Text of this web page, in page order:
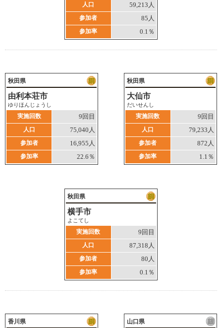
人口 59,213人
参加者 85人
参加率 0.1％
秋田県
由利本荘市
ゆりほんじょうし
実施回数 9回目
人口 75,040人
参加者 16,955人
参加率 22.6％
秋田県
大仙市
だいせんし
実施回数 9回目
人口 79,233人
参加者 872人
参加率 1.1％
秋田県
横手市
よこてし
実施回数 9回目
人口 87,318人
参加者 80人
参加率 0.1％
香川県 山口県